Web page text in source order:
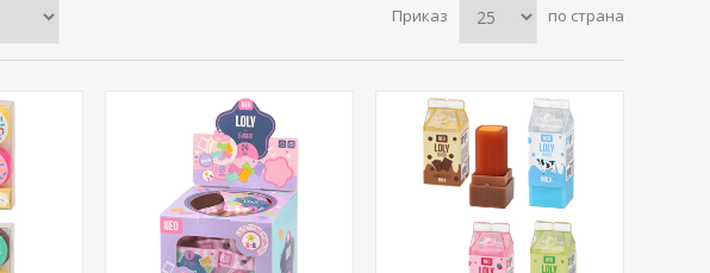
Приказ по страна